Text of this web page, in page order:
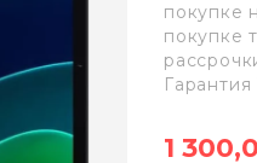
покупке
покупке
1